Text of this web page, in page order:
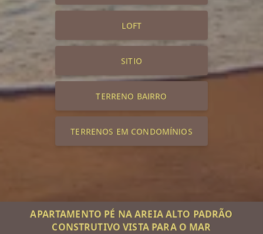
LOFT
SITIO
TERRENO BAIRRO
TERRENOS EM CONDOMÍNIOS
APARTAMENTO PÉ NA AREIA ALTO PADRÃO
CONSTRUTIVO VISTA PARA O MAR